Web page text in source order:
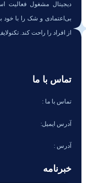
دیجیتال مشغول فعالیت
بی‌اعتمادی و شک را با خود
از افراد را راحت کند.
تماس با ما
تماس با ما :
آدرس ایمیل:
آدرس :
خبرنامه